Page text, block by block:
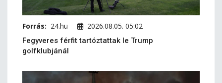
Forrás: 24.hu 2026.08.05. 05:02
Fegyveres férfit tartóztattak le Trump
golfklubjánál